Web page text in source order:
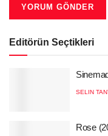
Editörün Seçtikleri
SELIN
Rose